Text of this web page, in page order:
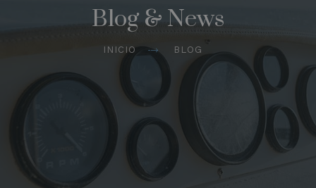
Blog & News
INICIO BLOG